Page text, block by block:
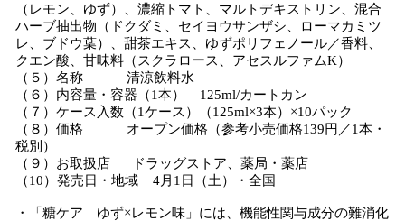
（レモン、ゆず）、濃縮トマト、マルトデキストリン、混合
ハーブ抽出物（ドクダミ、セイヨウサンザシ、ローマカミツ
レ、ブドウ葉）、甜茶エキス、ゆずポリフェノール／香料、
クエン酸、甘味料（スクラロース、アセスルファムK）
（５）名称 清涼飲料水
（６）内容量・容器（1本） 125ml/カートカン
（７）ケース入数（1ケース）（125ml×3本）×10パック
（８）価格 オープン価格（参考小売価格139円／1本・
税別）
（９）お取扱店 ドラッグストア、薬局・薬店
（10）発売日・地域 4月1日（土）・全国
・「糖ケア ゆず×レモン味」には、機能性関与成分の難消化